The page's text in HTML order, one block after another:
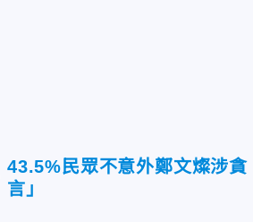
43.5%民眾不意外鄭文燦涉
言」